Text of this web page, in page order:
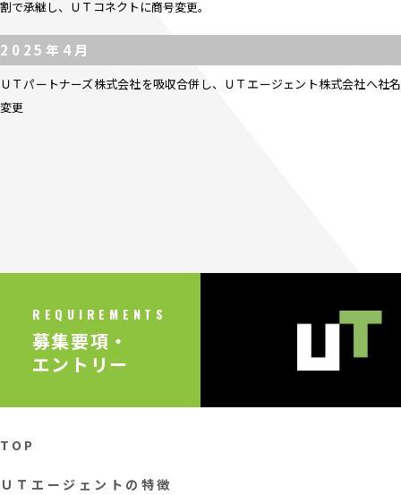
割で承継し、ＵＴコネクトに商号変更。
2025年4月
ＵＴパートナーズ株式会社を吸収合併し、ＵＴエージェント株式会社へ社名
変更
REQUIREMENTS
募集要項・
エントリー
TOP
ＵＴエージェントの特徴